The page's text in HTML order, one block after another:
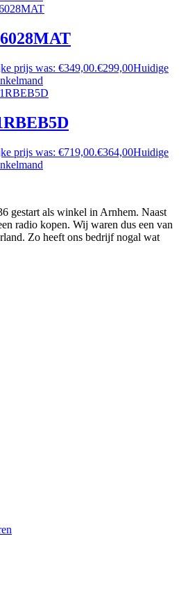
prijs was: €349,00.€299,00Huidige
prijs was: €719,00.€364,00Huidige
gestart als winkel in Arnhem. Naast
radio kopen. Wij waren dus een van
Zo heeft ons bedrijf nogal wat